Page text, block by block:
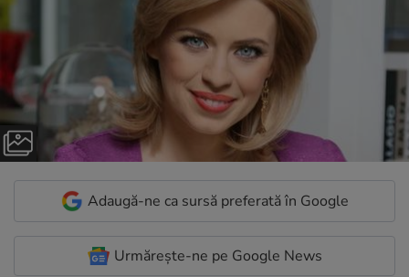
Adaugă-ne ca sursă preferată în Google
Urmărește-ne pe Google News